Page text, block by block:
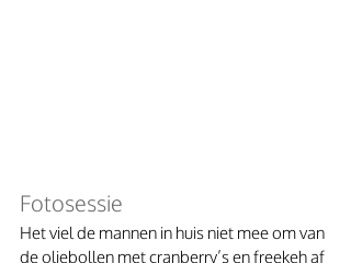
Fotosessie
Het viel de mannen in huis niet mee om van
de oliebollen met cranberry’s en freekeh af